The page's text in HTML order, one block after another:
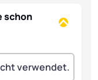
schon